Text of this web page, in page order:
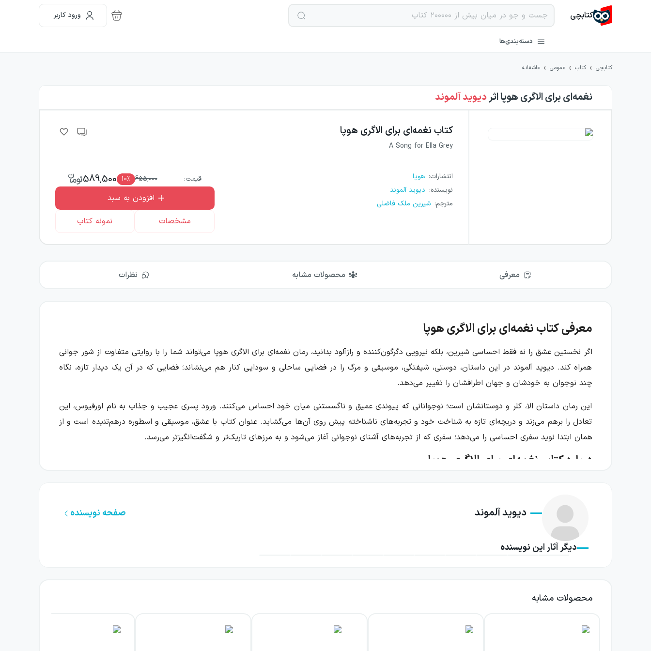
کتابچی ورود کاربر
دسته‌بندی‌ها
کتابچی › کتاب › عمومی › عاشقانه
نغمه‌ای برای الاگری هوپااثردیوید آلموند
کتاب نغمه‌ای برای الاگری هوپا
A Song for Ella Grey
انتشارات: هوپا
نویسنده: دیوید آلموند
مترجم: شیرین ملک فاضلی
قیمت: 655,000
10٪ 589,500
افزودن به سبد
مشخصات
نمونه کتاب
معرفی محصولات مشابه نظرات
معرفی کتاب نغمه‌ای برای الاگری هوپا
اگر نخستین عشق را نه فقط احساسی شیرین، بلکه نیرویی دگرگون‌کننده و رازآلود بدانید، رمان نغمه‌ای برای الاگری هوپا می‌تواند شما را با روایتی متفاوت از شور جوانی
همراه کند. دیوید آلموند در این داستان، دوستی، شیفتگی، موسیقی و مرگ را در فضایی ساحلی و سودایی کنار هم می‌نشاند؛ فضایی که در آن یک دیدار تازه، نگاه
چند نوجوان به خودشان و جهان اطرافشان را تغییر می‌دهد.
این رمان داستان الا، کلر و دوستانشان است؛ نوجوانانی که پیوندی عمیق و ناگسستنی میان خود احساس می‌کنند. ورود پسری عجیب و جذاب به نام اورفیوس، این
تعادل را برهم می‌زند و دریچه‌ای تازه به شناخت خود و تجربه‌های ناشناخته پیش روی آن‌ها می‌گشاید. عنوان کتاب با عشق، موسیقی و اسطوره درهم‌تنیده است و از
همان ابتدا نوید سفری احساسی را می‌دهد؛ سفری که از تجربه‌های آشنای نوجوانی آغاز می‌شود و به مرزهای تاریک‌تر و شگفت‌انگیزتر می‌رسد.
درباره کتاب نغمه‌ای برای الاگری هوپا
دوستان ایجاد می‌کند و از خلال روایت او، شور و تردیدهای این تجربه به خواننده منتقل می‌شود.
الا بیش از دیگران شیفته اورفیوس می‌شود؛ پسری دوره‌گرد که موسیقی برایش تنها یک هنر یا سرگرمی نیست. او می‌خواهد با مدد موسیقی بر مرگ غلبه کند و همین
خواسته، به داستان حال‌وهوایی اسطوره‌ای و رازآلود می‌بخشد. موسیقی ملکوتی اورفیوس، در کنار شور جوانی و لذت ادبیات، فضایی می‌سازد که میان واقعیت روزمره
نغمه‌ای برای الاگری هوپا خوانشی مدرن از اسطوره اورفیوس و اوریدیکه است؛ روایتی که عناصر کهن را با تجربه عشق جوان امروزی پیوند می‌دهد. رابطه الا و اورفیوس،
مضامین بزرگ‌تر، نشان می‌دهد که شور جوانی چگونه می‌تواند به تجربه‌ای عمیق، ادبی و حتی اسطوره‌ای تبدیل شود.
دیوید آلموند صفحه نویسنده
دیگر آثار این نویسنده
محصولات مشابه